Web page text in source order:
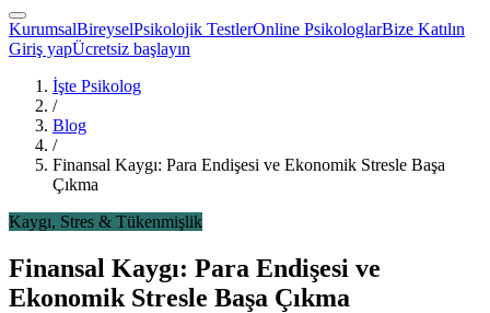
KurumsalBireyselPsikolojik TestlerOnline PsikologlarBize Katılın
Giriş yapÜcretsiz başlayın
İşte Psikolog
/
Blog
/
Finansal Kaygı: Para Endişesi ve Ekonomik Stresle Başa
Çıkma
Kaygı, Stres & Tükenmişlik
Finansal Kaygı: Para Endişesi ve
Ekonomik Stresle Başa Çıkma